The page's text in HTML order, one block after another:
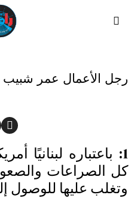
رجل الأعمال عمر
1: باعتباره لبنانيًا
كل الصراعات
وتغلب عليها للوصول